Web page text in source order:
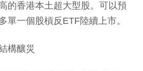
的香港本土超大型股。可以預
單一個股槓反ETF陸續上市。
構釀災